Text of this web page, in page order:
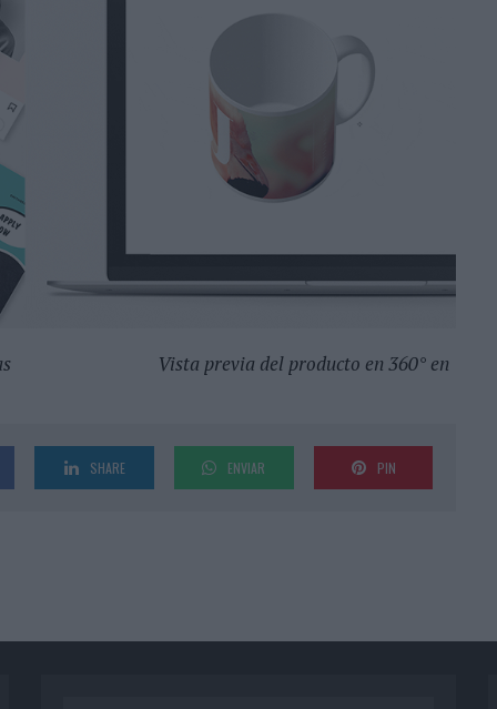
Vista previa del producto en 360° en
SHARE ENVIAR PIN